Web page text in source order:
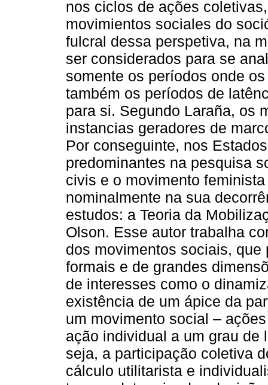
nos ciclos de ações
movimientos sociales do
fulcral dessa perspetiva, na
ser considerados para se
somente os períodos onde
também os períodos de
para si. Segundo Laraña, os
instancias geradores de
Por conseguinte, nos
predominantes na pesquisa
civis e o movimento
nominalmente na sua
estudos: a Teoria da
Olson. Esse autor trabalha
dos movimentos sociais,
formais e de grandes
de interesses como o
existência de um ápice da
um movimento social –
ação individual a um grau de
seja, a participação coletiva
cálculo utilitarista e